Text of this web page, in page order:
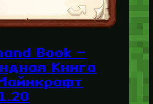
Book —
Книга